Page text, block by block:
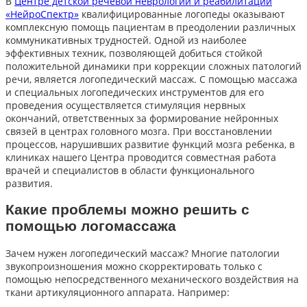
«НейроСпектр» квалифицированные логопеды оказывают
комплексную помощь пациентам в преодолении различных
коммуникативных трудностей. Одной из наиболее
эффективных техник, позволяющей добиться стойкой
положительной динамики при коррекции сложных патологий
речи, является логопедический массаж. С помощью массажа
и специальных логопедических инструментов для его
проведения осуществляется стимуляция нервных
окончаний, ответственных за формирование нейронных
связей в центрах головного мозга. При восстановлении
процессов, нарушивших развитие функций мозга ребенка, в
клиниках нашего Центра проводится совместная работа
врачей и специалистов в области функционального
развития.
Какие проблемы можно решить с
помощью логомассажа
Зачем нужен логопедический массаж? Многие патологии
звукопроизношения можно скорректировать только с
помощью непосредственного механического воздействия на
ткани артикуляционного аппарата. Например: